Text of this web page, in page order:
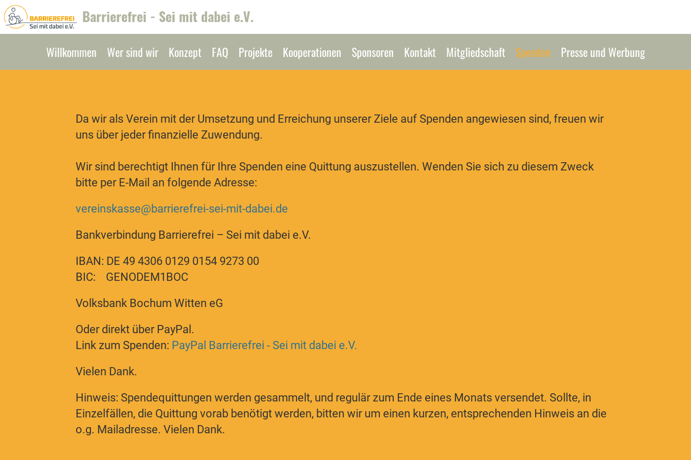
Barrierefrei - Sei mit dabei e.V.
Willkommen Wer sind wir Konzept FAQ Projekte Kooperationen Sponsoren Kontakt Mitgliedschaft Spenden Presse und Werbung
Da wir als Verein mit der Umsetzung und Erreichung unserer Ziele auf Spenden angewiesen sind, freuen wir
uns über jeder finanzielle Zuwendung.
Wir sind berechtigt Ihnen für Ihre Spenden eine Quittung auszustellen. Wenden Sie sich zu diesem Zweck
bitte per E-Mail an folgende Adresse:
vereinskasse@barrierefrei-sei-mit-dabei.de
Bankverbindung Barrierefrei – Sei mit dabei e.V.
IBAN: DE 49 4306 0129 0154 9273 00
BIC: GENODEM1BOC
Volksbank Bochum Witten eG
Oder direkt über PayPal.
Link zum Spenden: PayPal Barrierefrei - Sei mit dabei e.V.
Vielen Dank.
Hinweis: Spendequittungen werden gesammelt, und regulär zum Ende eines Monats versendet. Sollte, in
Einzelfällen, die Quittung vorab benötigt werden, bitten wir um einen kurzen, entsprechenden Hinweis an die
o.g. Mailadresse. Vielen Dank.